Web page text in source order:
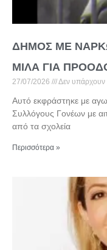
ΔΗΜΟΣ ΜΕ
ΜΙΛΑ ΓΙΑ
27/07/2026 Δεν υπάρχουν
Αυτό εκφράστηκε με
Συλλόγους Γονέων με
από τα σχολεία
Περισσότερα »